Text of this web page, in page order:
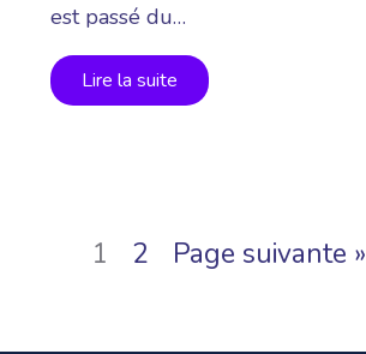
est passé du…
Lire la suite
1 2 Page suivante »